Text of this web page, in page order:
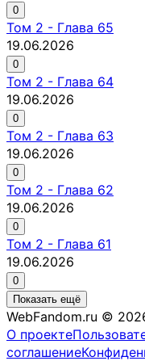
0
Том 2 - Глава 65
19.06.2026
0
Том 2 - Глава 64
19.06.2026
0
Том 2 - Глава 63
19.06.2026
0
Том 2 - Глава 62
19.06.2026
0
Том 2 - Глава 61
19.06.2026
0
Показать ещё
WebFandom.ru ©
О проекте
соглашение